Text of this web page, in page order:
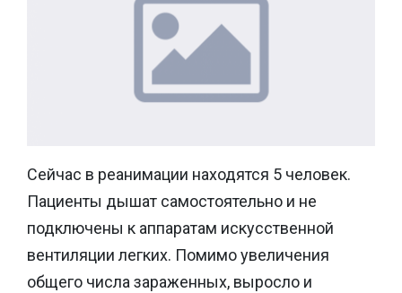
Сейчас в реанимации находятся 5 человек.
Пациенты дышат самостоятельно и не
подключены к аппаратам искусственной
вентиляции легких. Помимо увеличения
общего числа зараженных, выросло и